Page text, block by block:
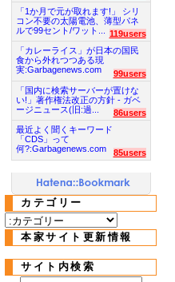
「1か月で元が取れます!」 シリ
コン不要の太陽電池、薄型パネ
ルで99セント/ワット...
119users
「カレーライス」が日本の国民
食から外れつつある現
実:Garbagenews.com
99users
「国内に検索サーバーが置けな
い!」著作権法改正の方針 - ガベ
ージニュース(旧:過...
86users
最近よく聞くキーワード
「CDS」って
何?:Garbagenews.com
85users
カテゴリー
本家サイト更新情報
サイト内検索